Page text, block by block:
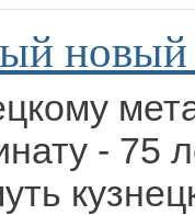
- 75